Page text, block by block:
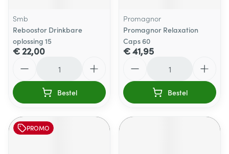
Smb
Reboostor Drinkbare
oplossing 15
€ 22,00
Bestel
Promagnor
Promagnor Relaxation
Caps 60
€ 41,95
Bestel
PROMO